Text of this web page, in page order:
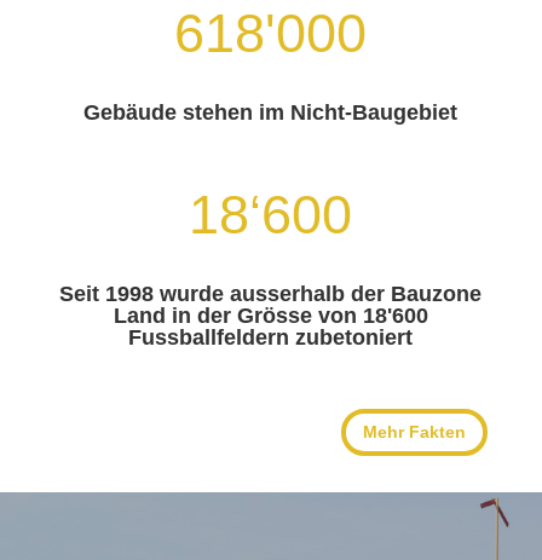
618'000
Gebäude stehen im Nicht-Baugebiet
18‘600
Seit 1998 wurde ausserhalb der Bauzone
Land in der Grösse von 18'600
Fussballfeldern zubetoniert
Mehr Fakten